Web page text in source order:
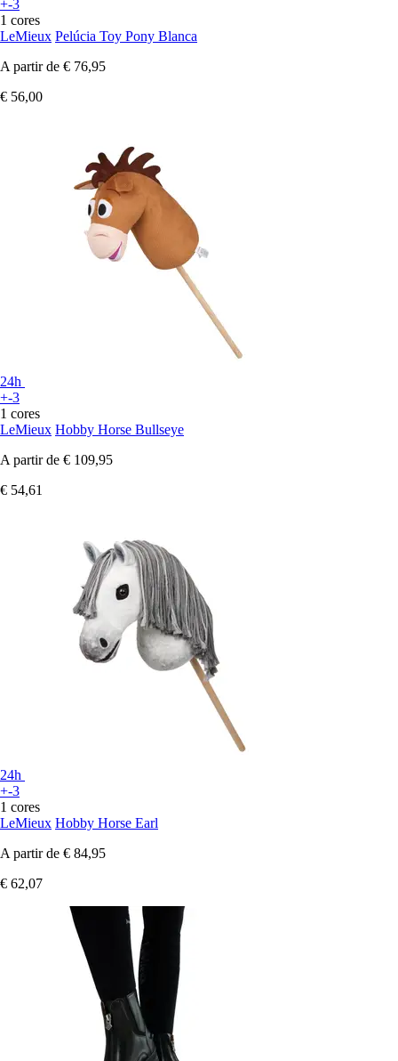
+-3
1 cores
LeMieux Pelúcia Toy Pony Blanca
A partir de € 76,95
€ 56,00
24h
+-3
1 cores
LeMieux Hobby Horse Bullseye
A partir de € 109,95
€ 54,61
24h
+-3
1 cores
LeMieux Hobby Horse Earl
A partir de € 84,95
€ 62,07